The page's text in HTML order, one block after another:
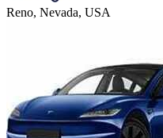
Reno, Nevada, USA